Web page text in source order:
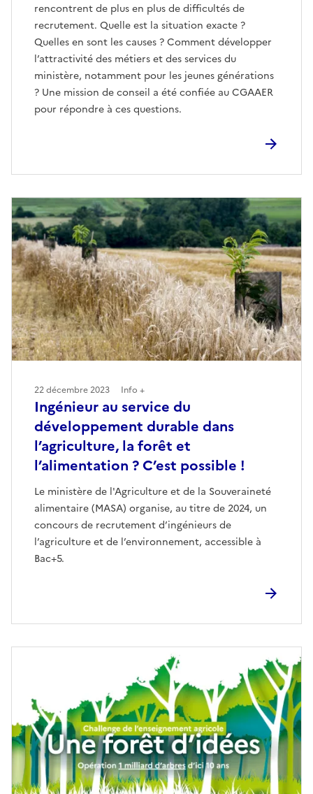
rencontrent de plus en plus de difficultés de
recrutement. Quelle est la situation exacte ?
Quelles en sont les causes ? Comment développer
l’attractivité des métiers et des services du
ministère, notamment pour les jeunes générations
? Une mission de conseil a été confiée au CGAAER
pour répondre à ces questions.
Ingénieur au service du
développement durable dans
l’agriculture, la forêt et
l’alimentation ? C’est possible !
Le ministère de l'Agriculture et de la Souveraineté
alimentaire (MASA) organise, au titre de 2024, un
concours de recrutement d’ingénieurs de
l’agriculture et de l’environnement, accessible à
Bac+5.
22 décembre 2023 Info +